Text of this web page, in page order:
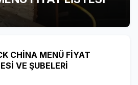
CHİNA MENÜ FİYAT
VE ŞUBELERİ